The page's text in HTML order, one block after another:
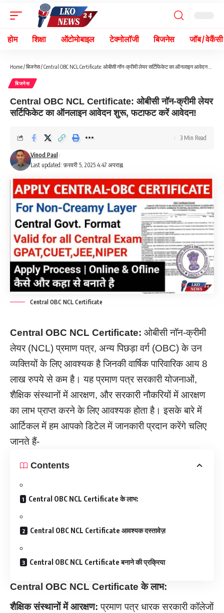
होम शिक्षा ऑटोमोबाइल टेक्नोलॉजी बिजनेस जॉब / वेकैंसी
Home/बिजनेस/Central OBC NCL Certificate: ओबीसी नॉन-क्रीमी लेयर सर्टिफिकेट का ऑनलाइन आवेदन शुरू, फटाफट करें आवेदन!
बिजनेस
Central OBC NCL Certificate: ओबीसी नॉन-क्रीमी लेयर
सर्टिफिकेट का ऑनलाइन आवेदन शुरू, फटाफट करें आवेदन!
Last updated: फ़रवरी 5, 2025 4:47 अपराह्न
Vinod Paul
3 Min Read
Central OBC NCL Certificate
Central OBC NCL Certificate: ओबीसी नॉन-क्रीमी
लेयर (NCL) प्रमाण पत्र, अन्य पिछड़ा वर्ग (OBC) के उन
व्यक्तियों के लिए आवश्यक है जिनकी वार्षिक पारिवारिक आय 8
लाख रुपये से कम है। यह प्रमाण पत्र सरकारी योजनाओं,
शैक्षिक संस्थानों में आरक्षण, और सरकारी नौकरियों में आरक्षण
का लाभ प्राप्त करने के लिए आवश्यक होता है। इसके बारे में
आर्टिकल में हम आपको डिटेल में जानकारी प्रदान करेंगे चलिए
जानते हैं-
Contents
Central OBC NCL Certificate के लाभ:
Central OBC NCL Certificate आवश्यक दस्तावेज़
Central OBC NCL Certificate बनाने की प्रक्रिया
Central OBC NCL Certificate के लाभ:
शैक्षिक संस्थानों में आरक्षण: प्रमाण पत्र धारक सरकारी कॉलेजों